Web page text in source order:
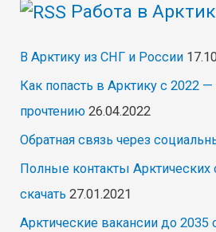
Работа в
В Арктику из СНГ и России
Как попасть в Арктику с 2022 —
прочтению 26.04.2022
Обратная связь через
Полные контакты Арктических
скачать 27.01.2021
Арктические вакансии до 2035